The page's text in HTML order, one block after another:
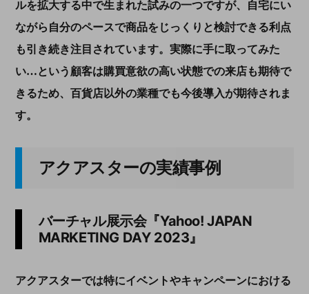
ルを拡大する中で生まれた試みの一つですが、自宅にい
ながら自分のペースで商品をじっくりと検討できる利点
も引き続き注目されています。実際に手に取ってみた
い…という顧客は購買意欲の高い状態での来店も期待で
きるため、百貨店以外の業種でも今後導入が期待されま
す。
アクアスターの実績事例
バーチャル展示会『Yahoo! JAPAN
MARKETING DAY 2023』
アクアスターでは特にイベントやキャンペーンにおける